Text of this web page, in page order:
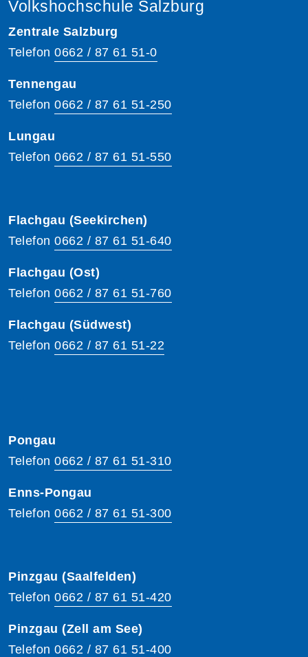
Volkshochschule Salzburg
Zentrale Salzburg
Telefon 0662 / 87 61 51-0
Tennengau
Telefon 0662 / 87 61 51-250
Lungau
Telefon 0662 / 87 61 51-550
Flachgau (Seekirchen)
Telefon 0662 / 87 61 51-640
Flachgau (Ost)
Telefon 0662 / 87 61 51-760
Flachgau (Südwest)
Telefon 0662 / 87 61 51-22
Pongau
Telefon 0662 / 87 61 51-310
Enns-Pongau
Telefon 0662 / 87 61 51-300
Pinzgau (Saalfelden)
Telefon 0662 / 87 61 51-420
Pinzgau (Zell am See)
Telefon 0662 / 87 61 51-400